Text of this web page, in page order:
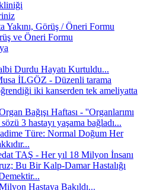
Yakını, Görüş / Öneri Formu
ve Öneri Formu
Durdu Hayatı Kurtuldu...
İLGÖZ - Düzenli tarama
iki kanserden tek ameliyatta
Bağışı Haftası - ''Organlarımı
3 hastayı yaşama bağladı...
Türe: Normal Doğum Her
TAŞ - Her yıl 18 Milyon İnsanı
Bu Bir Kalp-Damar Hastalığı
Hastaya Bakıldı...